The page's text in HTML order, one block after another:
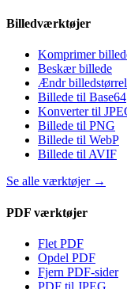
Billedværktøjer
Komprimer
Beskær billede
Ændr
Billede til Base64
Konverter til
Billede til PNG
Billede til WebP
Billede til AVIF
Se alle værktøjer→
PDF værktøjer
Flet PDF
Opdel PDF
Fjern PDF-sider
PDF til JPEG